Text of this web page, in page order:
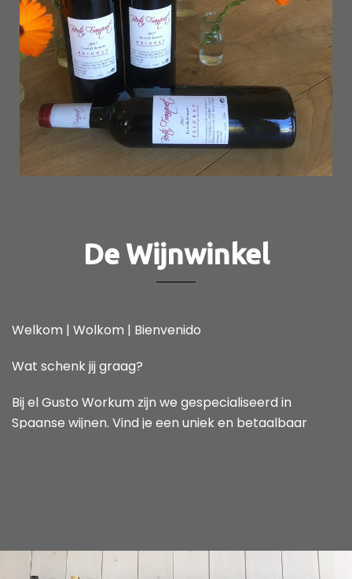
De Wijnwinkel
Welkom | Wolkom | Bienvenido
Wat schenk jij graag?
Bij el Gusto Workum zijn we gespecialiseerd in
Spaanse wijnen. Vind je een uniek en betaalbaar